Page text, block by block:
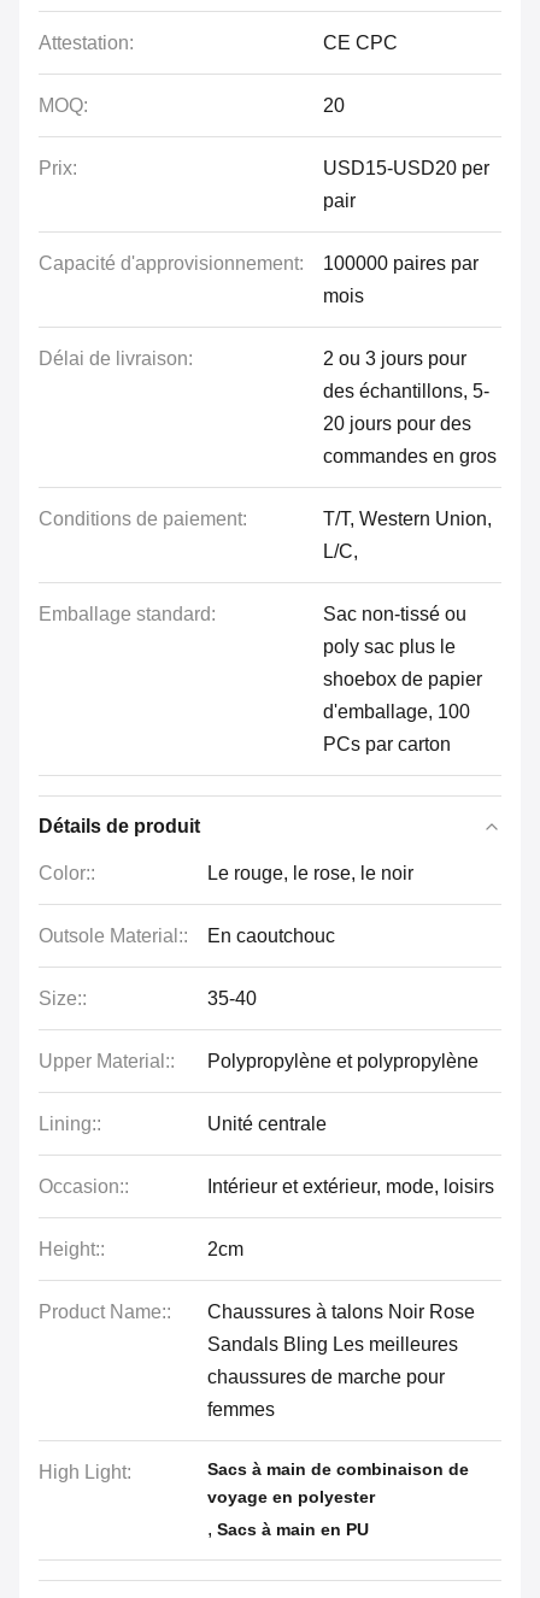
Attestation: CE CPC
MOQ: 20
Prix:
USD15-USD20 per
pair
Capacité d'approvisionnement:
100000 paires par
mois
Délai de livraison:
2 ou 3 jours pour
des échantillons, 5-
20 jours pour des
commandes en gros
Conditions de paiement:
T/T, Western Union,
L/C,
Emballage standard:
Sac non-tissé ou
poly sac plus le
shoebox de papier
d'emballage, 100
PCs par carton
Détails de produit
Color:: Le rouge, le rose, le noir
Outsole Material:: En caoutchouc
Size:: 35-40
Upper Material:: Polypropylène et polypropylène
Lining:: Unité centrale
Occasion:: Intérieur et extérieur, mode, loisirs
Height:: 2cm
Product Name::
Chaussures à talons Noir Rose
Sandals Bling Les meilleures
chaussures de marche pour
femmes
High Light:
Sacs à main de combinaison de
voyage en polyester
, Sacs à main en PU